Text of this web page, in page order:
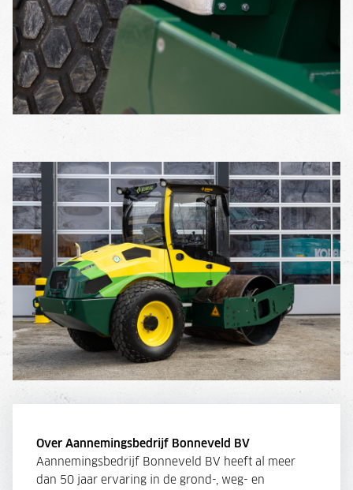
Over Aannemingsbedrijf Bonneveld BV
Aannemingsbedrijf Bonneveld BV heeft al meer
dan 50 jaar ervaring in de grond-, weg- en